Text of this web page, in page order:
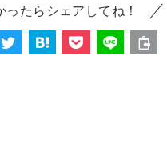
ったらシェアしてね！